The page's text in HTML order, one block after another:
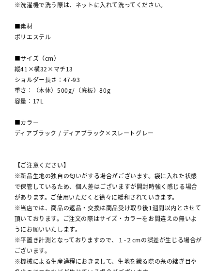
※洗濯機で洗う際は、ネットに入れて洗ってください。
■素材
ポリエステル
■サイズ（cm）
縦41×横32×マチ13
ショルダー長さ：47-93
重さ：（本体）500g/（底板）80g
容量：17L
■カラー
ディアブラック / ディアブラック×スレートグレー
【ご注意ください】
※新品生地の独自の匂いがする場合がございます。袋に入れた状態
で保管しているため、個人差はございますが開封時強く感じる場合
があります。ご使用いただくと徐々に緩和されていきます。
※当店では、商品の返品・交換は商品受け取り後1週間以内とさせて
頂いております。ご注文の際はサイズ・カラーをお間違えの無いよ
うにお願いいたします。
※平置き計測となっておりますので、１-２cmの誤差が生じる場合が
ございます。
※機械による生産過程におきまして、生地を織る際の糸の継ぎ目や